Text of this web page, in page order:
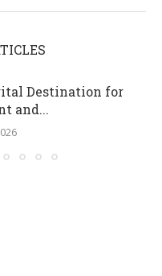
Destination for
and...